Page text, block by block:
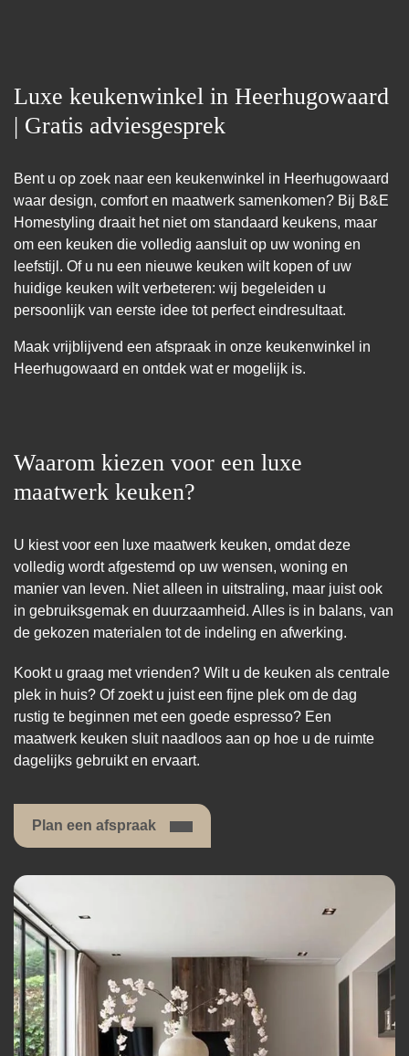
Luxe keukenwinkel in Heerhugowaard
| Gratis adviesgesprek
Bent u op zoek naar een keukenwinkel in Heerhugowaard
waar design, comfort en maatwerk samenkomen? Bij B&E
Homestyling draait het niet om standaard keukens, maar
om een keuken die volledig aansluit op uw woning en
leefstijl. Of u nu een nieuwe keuken wilt kopen of uw
huidige keuken wilt verbeteren: wij begeleiden u
persoonlijk van eerste idee tot perfect eindresultaat.
Maak vrijblijvend een afspraak in onze keukenwinkel in
Heerhugowaard en ontdek wat er mogelijk is.
Waarom kiezen voor een luxe
maatwerk keuken?
U kiest voor een luxe maatwerk keuken, omdat deze
volledig wordt afgestemd op uw wensen, woning en
manier van leven. Niet alleen in uitstraling, maar juist ook
in gebruiksgemak en duurzaamheid. Alles is in balans, van
de gekozen materialen tot de indeling en afwerking.
Kookt u graag met vrienden? Wilt u de keuken als centrale
plek in huis? Of zoekt u juist een fijne plek om de dag
rustig te beginnen met een goede espresso? Een
maatwerk keuken sluit naadloos aan op hoe u de ruimte
dagelijks gebruikt en ervaart.
Plan een afspraak